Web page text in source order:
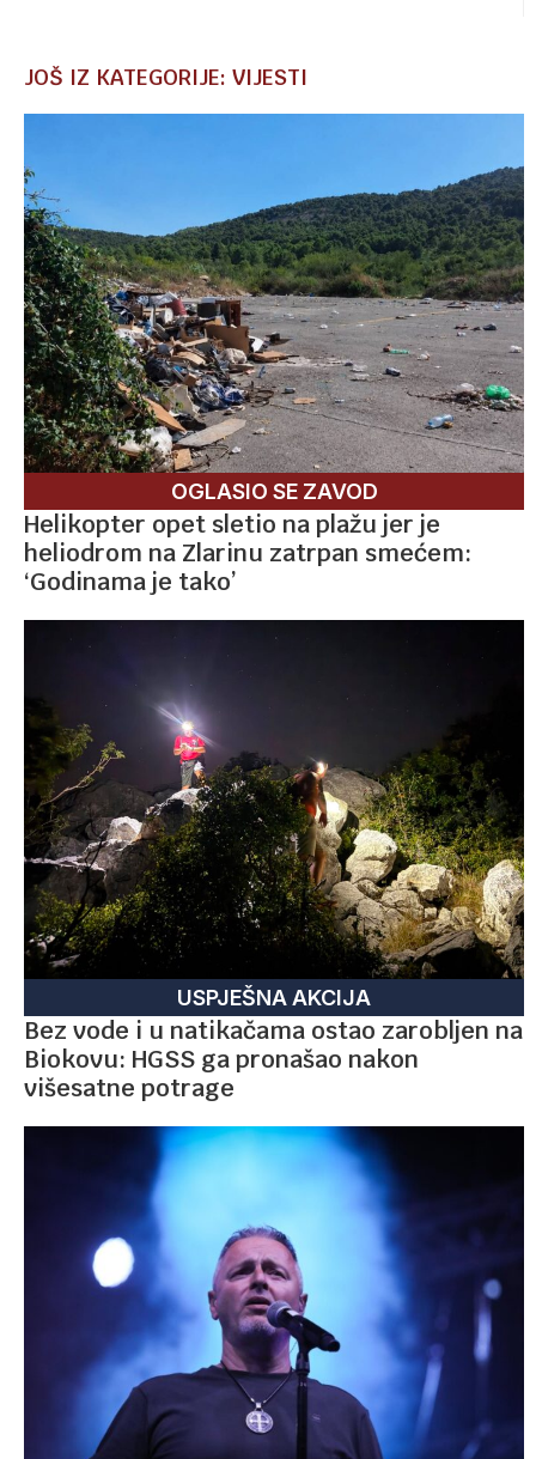
JOŠ IZ KATEGORIJE: VIJESTI
OGLASIO SE ZAVOD
Helikopter opet sletio na plažu jer je
heliodrom na Zlarinu zatrpan smećem:
‘Godinama je tako’
USPJEŠNA AKCIJA
Bez vode i u natikačama ostao zarobljen na
Biokovu: HGSS ga pronašao nakon
višesatne potrage